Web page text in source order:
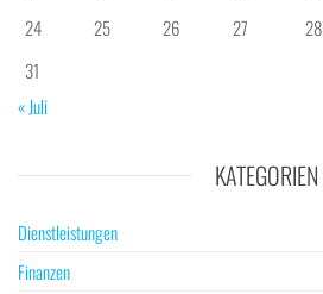
24
25 26 27 28
31
« Juli
KATEGORIEN
Dienstleistungen
Finanzen